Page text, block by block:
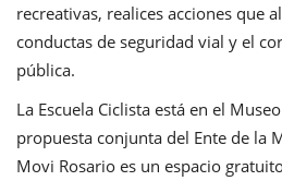
recreativas, realices acciones que
conductas de seguridad vial y el
pública.
La Escuela Ciclista está en el
propuesta conjunta del Ente de la
Movi Rosario es un espacio